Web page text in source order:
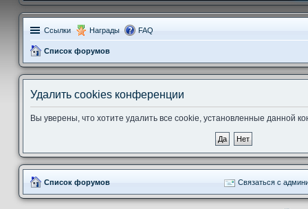
Ссылки Награды FAQ
Список форумов
Удалить cookies конференции
Вы уверены, что хотите удалить все cookie, установленные данной
Список форумов Связаться с